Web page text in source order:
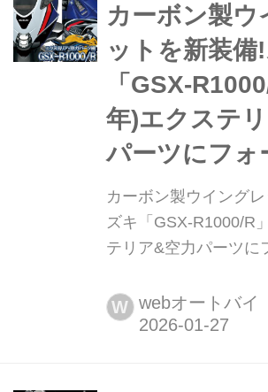
耐だけじゃなく、スプ
なる全日本ロードレ
参戦していました!今
カーボン製ウ
ットを新装備
「GSX-
年)エクステ
パーツにフォ
カーボン製ウイング
ズキ「GSX-R1000/R
テリア&空力パーツに
な進化を遂げたGSX-
年モデルでは、
W webオートバイ